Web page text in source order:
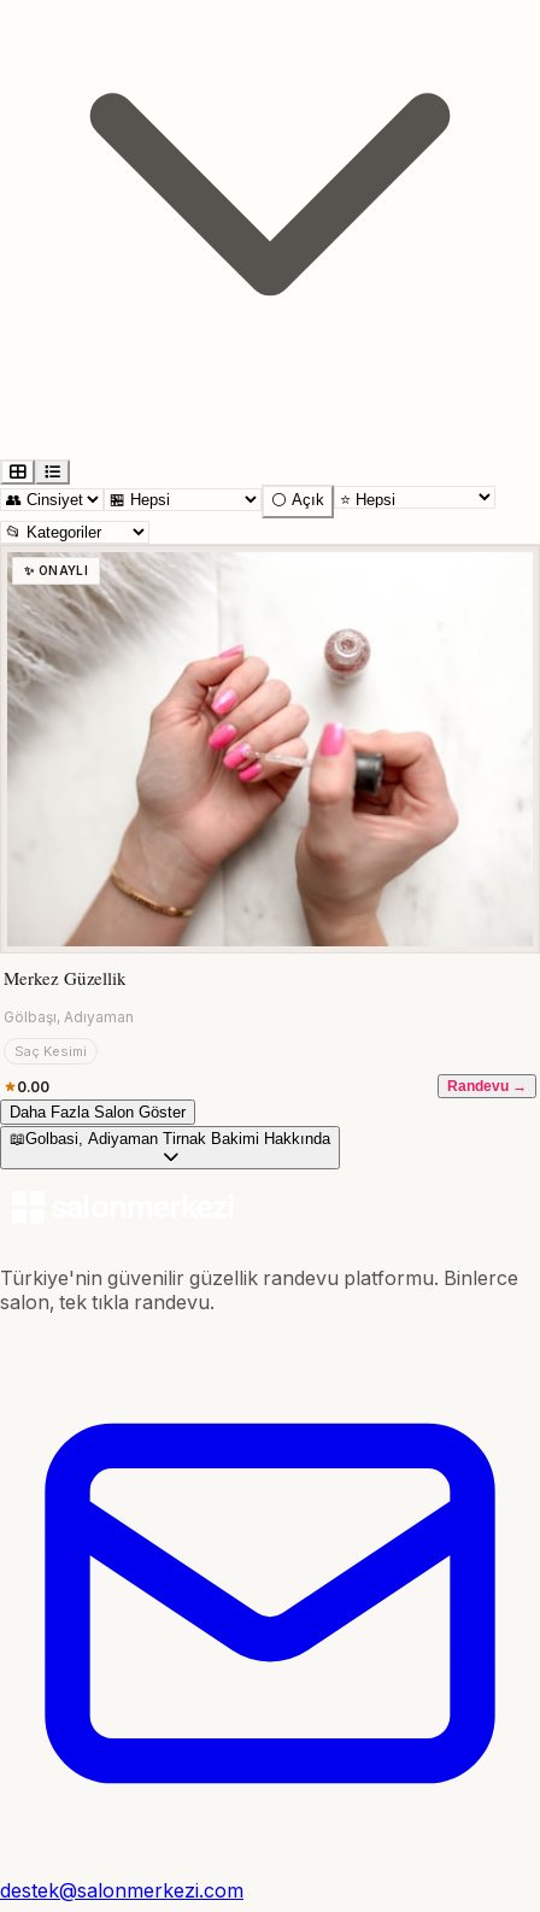
⚪ Açık
✨ ONAYLI
Merkez Güzellik
Gölbaşı, Adıyaman
Saç Kesimi
0.00 Randevu →
Daha Fazla Salon Göster
📖Golbasi, Adiyaman Tirnak Bakimi Hakkında
Türkiye'nin güvenilir güzellik randevu platformu. Binlerce
salon, tek tıkla randevu.
destek@salonmerkezi.com